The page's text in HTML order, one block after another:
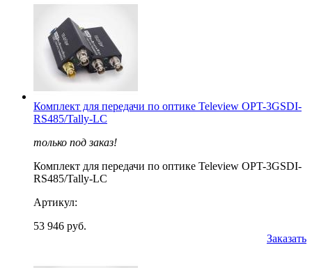
Комплект для передачи по оптике Teleview OPT-3GSDI-
RS485/Tally-LC
только под заказ!
Комплект для передачи по оптике Teleview OPT-3GSDI-
RS485/Tally-LC
Артикул:
53 946 руб.
Заказать